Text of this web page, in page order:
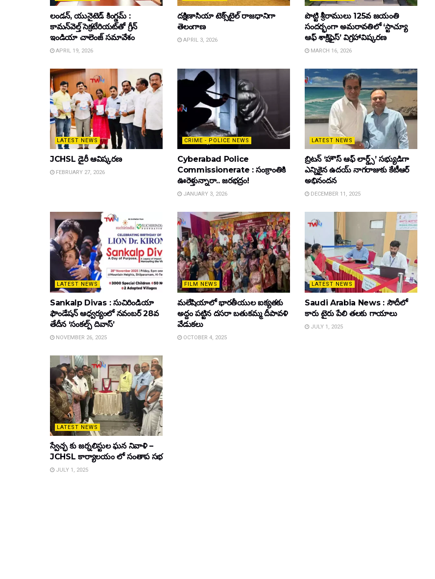
లండన్, యునైటెడ్ కింగ్డమ్ :
కామన్‌వెల్త్ సెక్రటేరియట్‌తో గ్రీన్
ఇండియా చాలెంజ్ సమావేశం
APRIL 19, 2026
దక్షిణాసియా టెక్స్‌టైల్ రాజధానిగా
తెలంగాణ
APRIL 3, 2026
పొట్టి శ్రీరాములు 125వ జయంతి
సందర్భంగా అమరావతిలో ‘స్టాచ్యూ
ఆఫ్ శాక్రిఫైస్’ విగ్రహావిష్కరణ
MARCH 16, 2026
LATEST NEWS
JCHSL డైరీ ఆవిష్కరణ
FEBRUARY 27, 2026
CRIME - POLICE NEWS
Cyberabad Police
Commissionerate : సంక్రాంతికి
ఊరెళ్తున్నారా.. జరభద్రం!
JANUARY 3, 2026
LATEST NEWS
బ్రిటన్ ‘హౌస్ ఆఫ్ లార్డ్స్’ సభ్యుడిగా
ఎన్నికైన ఉదయ్ నాగరాజుకు కేటీఆర్
అభినందన
DECEMBER 11, 2025
LATEST NEWS
Sankalp Divas : సుచిరిండియా
ఫౌండేషన్ ఆధ్వర్యంలో నవంబర్ 28వ
తేదీన ‘సంకల్ప్ దివాస్’
NOVEMBER 26, 2025
FILM NEWS
మలేషియాలో భారతీయుల ఐక్యతకు
అద్దం పట్టిన దసరా బతుకమ్మ దీపావళి
వేడుకలు
OCTOBER 4, 2025
LATEST NEWS
Saudi Arabia News : సౌదీలో
కారు టైరు పేలి తలకు గాయాలు
JULY 1, 2025
LATEST NEWS
స్వేచ్ఛ కు జర్నలిస్టుల ఘన నివాళి –
JCHSL కార్యాలయం లో సంతాప సభ
JULY 1, 2025